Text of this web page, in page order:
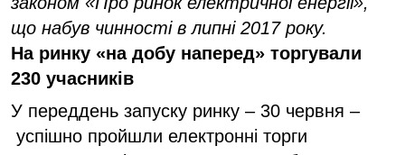
що набув чинності в липні 2017 року.
На ринку «на добу наперед» торгували
230 учасників
У переддень запуску ринку – 30 червня –
успішно пройшли електронні торги